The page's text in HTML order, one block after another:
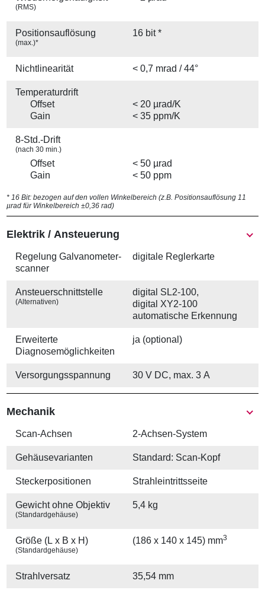
(RMS)
Positions­auflösung
(max.)*
16 bit *
Nichtlinearität < 0,7 mrad / 44°
Temperaturdrift
Offset
< 20 µrad/K
Gain
< 35 ppm/K
8-Std.-Drift
(nach 30 min.)
Offset
< 50 µrad
Gain
< 50 ppm
* 16 Bit: bezogen auf den vollen Winkelbereich (z.B. Positionsauflösung 11
µrad für Winkelbereich ±0,36 rad)
Elektrik / Ansteuerung
Regelung Galvanometer­
scanner
digitale Reglerkarte
Ansteuer­schnittstelle
(Alternativen)
digital SL2-100,
digital XY2-100
automatische Erkennung
Erweiterte
Diagnosemöglichkeiten
ja (optional)
Versorgungs­spannung 30 V DC, max. 3 A
Mechanik
Scan-Achsen 2-Achsen-System
Gehäuse­varianten Standard: Scan-Kopf
Stecker­positionen Strahleintrittsseite
Gewicht ohne Objektiv
(Standardgehäuse)
5,4 kg
Größe (L x B x H)
(Standardgehäuse)
(186 x 140 x 145) mm3
Strahlversatz 35,54 mm